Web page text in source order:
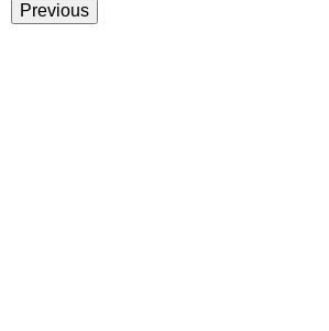
Previous